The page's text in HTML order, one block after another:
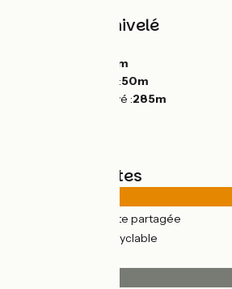
Pentes et dénivelé
549m
Point le plus bas :50m
Point le plus élevé :285m
Types de routes
(81%) Route partagée
(19%) Voie cyclable